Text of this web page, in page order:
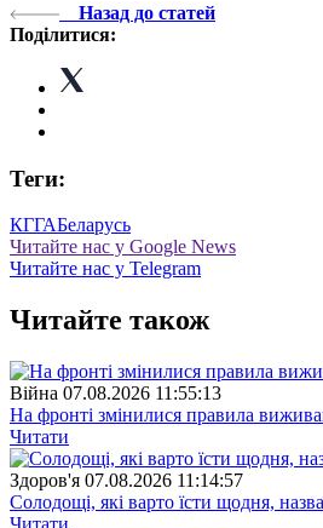
Назад до статей
Поділитися:
Теги:
КГГАБеларусь
Читайте нас у Google News
Читайте нас у Telegram
Читайте також
Війна 07.08.2026 11:55:13
На фронті змінилися правила
Читати
Здоров'я 07.08.2026 11:14:57
Солодощі, які варто їсти щодня,
Читати